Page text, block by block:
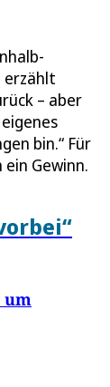
erzählt
– aber
bin.“ Für
Gewinn.
um